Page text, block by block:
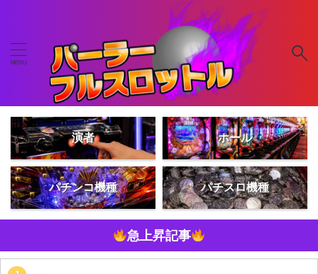
演者 ホール
パチンコ機種 パチスロ機種
急上昇記事